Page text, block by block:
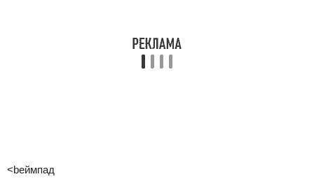
<bеймпад